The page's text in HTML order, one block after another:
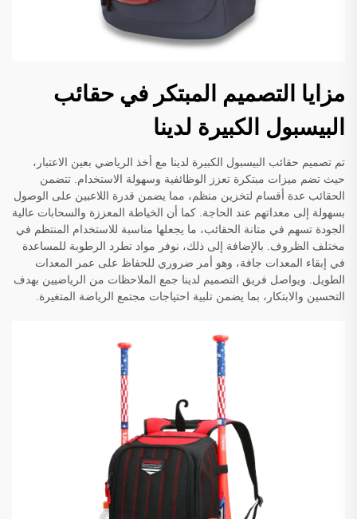
مزايا التصميم المبتكر في حقائب
البيسبول الكبيرة لدينا
تم تصميم حقائب البيسبول الكبيرة لدينا مع أخذ الرياضي بعين الاعتبار،
حيث تضم ميزات مبتكرة تعزز الوظائفية وسهولة الاستخدام. تتضمن
الحقائب عدة أقسام لتخزين منظم، مما يضمن قدرة اللاعبين على الوصول
بسهولة إلى معداتهم عند الحاجة. كما أن الخياطة المعززة والسحابات عالية
الجودة تسهم في متانة الحقائب، ما يجعلها مناسبة للاستخدام المنتظم في
مختلف الظروف. بالإضافة إلى ذلك، نوفر مواد تطرد الرطوبة للمساعدة
في إبقاء المعدات جافة، وهو أمر ضروري للحفاظ على عمر المعدات
الطويل. ويواصل فريق التصميم لدينا جمع الملاحظات من الرياضيين بهدف
التحسين والابتكار، بما يضمن تلبية احتياجات مجتمع الرياضة المتغيرة.